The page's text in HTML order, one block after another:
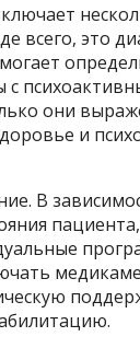
всего, это
с
они
и
В